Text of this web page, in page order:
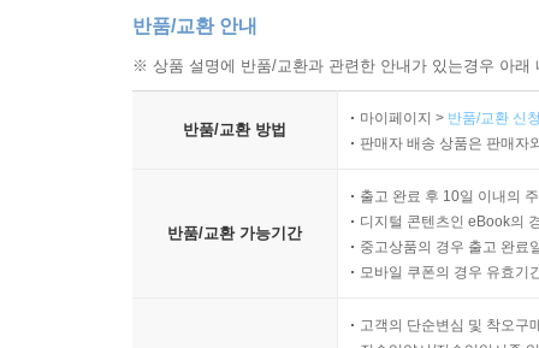
반품/교환 안내
※ 상품 설명에 반품/교환과 관련한 안내가 있는경우 아
반품/교환 방법
마이페이지 > 반품/교환 신
판매자 배송 상품은 판매자
반품/교환 가능기간
출고 완료 후 10일 이내의
디지털 콘텐츠인 eBook의
중고상품의 경우 출고 완료
모바일 쿠폰의 경우 유효기
고객의 단순변심 및 착오구